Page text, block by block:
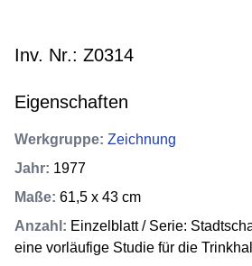
Inv. Nr.: Z0314
Eigenschaften
Werkgruppe: Zeichnung
Jahr: 1977
Maße: 61,5 x 43 cm
Anzahl : Einzelblatt / Serie:
eine vorläufige Studie für die